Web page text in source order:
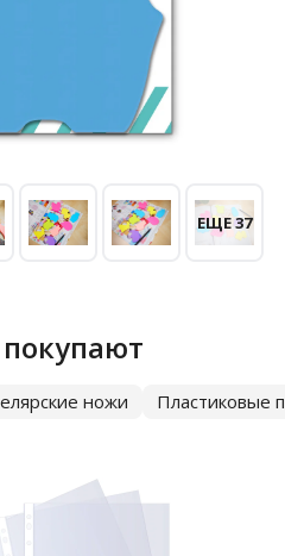
ЕЩЕ 37
ножи Пластиковые